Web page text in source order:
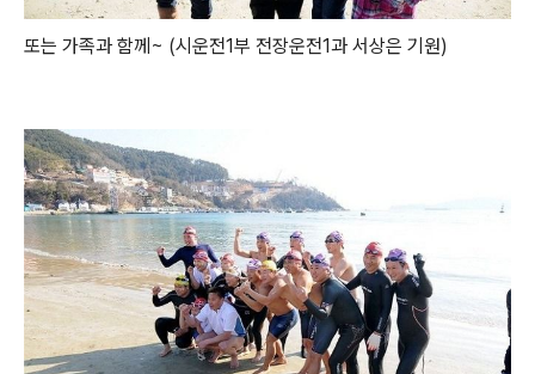
또는 가족과 함께~ (시운전1부 전장운전1과 서상은 기원)